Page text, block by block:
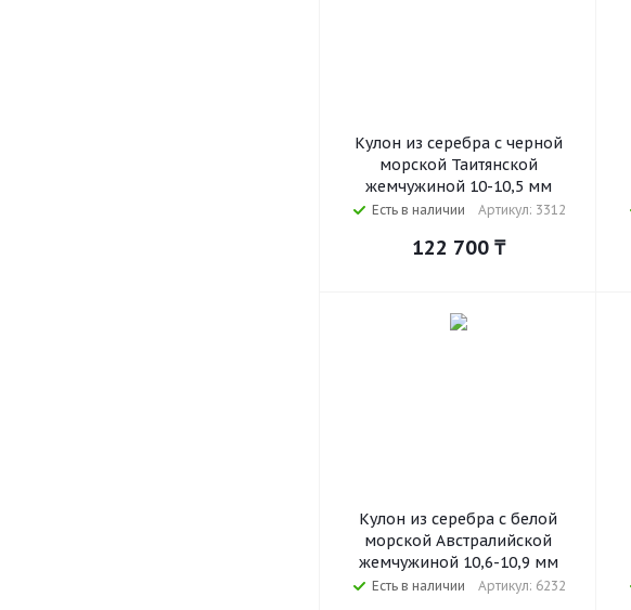
Кулон из серебра с черной
морской Таитянской
жемчужиной 10-10,5 мм
Есть в наличии Артикул: 3312
122 700₸
Кулон из серебра с белой
морской Австралийской
жемчужиной 10,6-10,9 мм
Есть в наличии Артикул: 6232